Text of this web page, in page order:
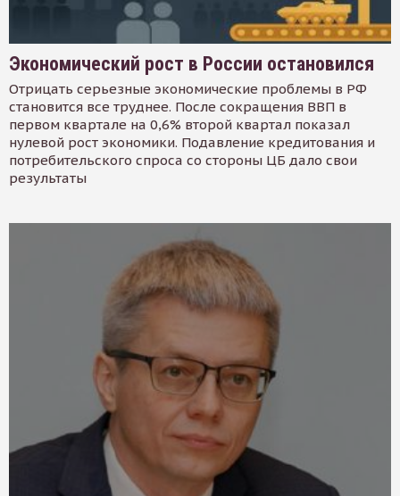
Экономический рост в России остановился
Отрицать серьезные экономические проблемы в РФ
становится все труднее. После сокращения ВВП в
первом квартале на 0,6% второй квартал показал
нулевой рост экономики. Подавление кредитования и
потребительского спроса со стороны ЦБ дало свои
результаты